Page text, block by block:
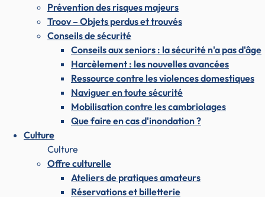
Prévention des risques majeurs
Troov – Objets perdus et trouvés
Conseils de sécurité
Conseils aux seniors : la sécurité n'a pas d'âge
Harcèlement : les nouvelles avancées
Ressource contre les violences domestiques
Naviguer en toute sécurité
Mobilisation contre les cambriolages
Que faire en cas d'inondation ?
Culture
Culture
Offre culturelle
Ateliers de pratiques amateurs
Réservations et billetterie